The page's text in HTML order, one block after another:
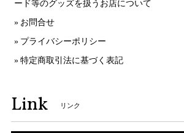
ード等のグッズを扱うお店について
お問合せ
プライバシーポリシー
特定商取引法に基づく表記
Link リンク